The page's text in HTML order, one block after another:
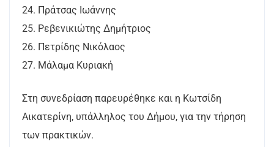
24. Πράτσας Ιωάννης
25. Ρεβενικιώτης Δημήτριος
26. Πετρίδης Νικόλαος
27. Μάλαμα Κυριακή
Στη συνεδρίαση παρευρέθηκε και η Κωτσίδη
Αικατερίνη, υπάλληλος του Δήμου, για την τήρηση
των πρακτικών.